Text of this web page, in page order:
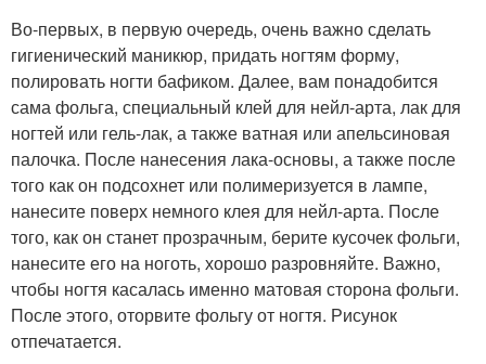
Во-первых, в первую очередь, очень важно сделать
гигиенический маникюр, придать ногтям форму,
полировать ногти бафиком. Далее, вам понадобится
сама фольга, специальный клей для нейл-арта, лак для
ногтей или гель-лак, а также ватная или апельсиновая
палочка. После нанесения лака-основы, а также после
того как он подсохнет или полимеризуется в лампе,
нанесите поверх немного клея для нейл-арта. После
того, как он станет прозрачным, берите кусочек фольги,
нанесите его на ноготь, хорошо разровняйте. Важно,
чтобы ногтя касалась именно матовая сторона фольги.
После этого, оторвите фольгу от ногтя. Рисунок
отпечатается.